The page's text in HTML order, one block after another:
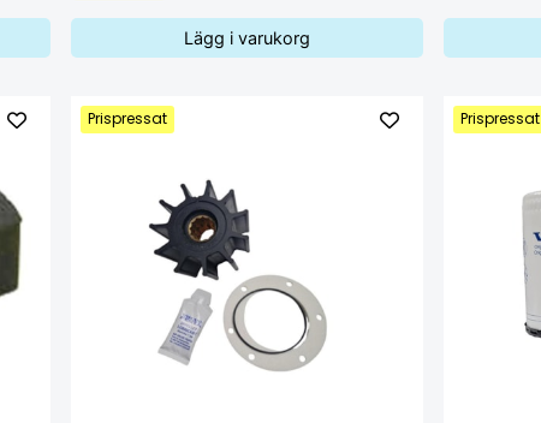
Lägg i varukorg
Prispressat Prispressat